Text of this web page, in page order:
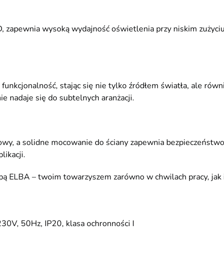
zapewnia wysoką wydajność oświetlenia przy niskim
stając się nie tylko źródłem światła, ale
nadaje się do subtelnych aranżacji.
a solidne mocowanie do ściany zapewnia
ELBA – twoim towarzyszem zarówno w chwilach pracy, jak
50Hz, IP20, klasa ochronności I